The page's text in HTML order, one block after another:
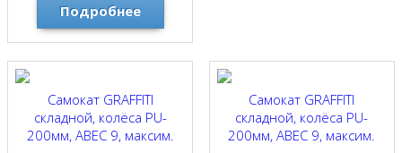
Подробнее
Самокат GRAFFITI
складной, колёса PU-
200мм, ABEC 9, максим.
Самокат GRAFFITI
складной, колёса PU-
200мм, ABEC 9, максим.